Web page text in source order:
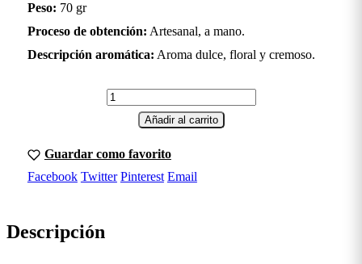
Peso: 70 gr
Proceso de obtención: Artesanal, a mano.
Descripción aromática: Aroma dulce, floral y cremoso.
Añadir al carrito
Guardar como favorito
Facebook Twitter Pinterest Email
Descripción